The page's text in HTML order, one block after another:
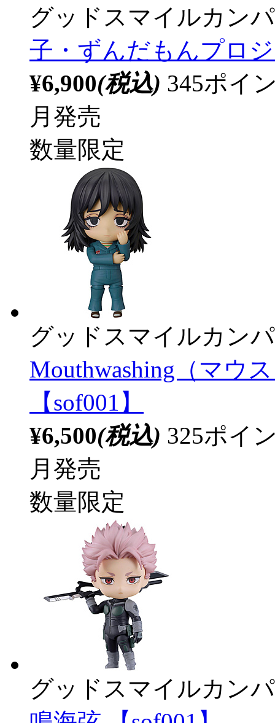
グッドスマイルカン
子・ずんだもんプロ
¥6,900(税込) 345ポイ
月発売
数量限定
グッドスマイルカン
Mouthwashing（マウ
【sof001】
¥6,500(税込) 325ポイ
月発売
数量限定
グッドスマイルカン